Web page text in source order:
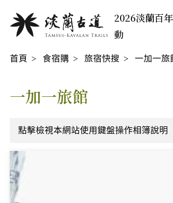
2026淡蘭百
動
首頁
食宿購 旅宿快搜 一加一旅
一加一旅館
點擊檢視本網站使用鍵盤操作相簿說明